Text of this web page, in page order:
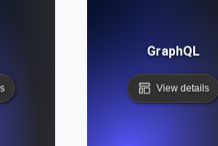
GraphQL
View details